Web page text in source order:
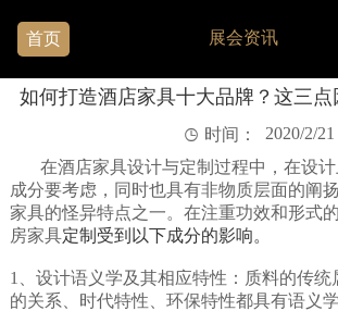
首页 展会资讯
如何打造酒店家具十大品牌？这三点
 时间：
2020/2/21
在酒店家具设计与定制过程中，在设
成分要考虑，同时也具有非物质层面的阐
家具的怪异特点之一。在注重功效和形式
房家具定制受到以下成分的影响。
1、设计语义学及其相应特性：质料的传
的关系、时代特性、环保特性都具有语义